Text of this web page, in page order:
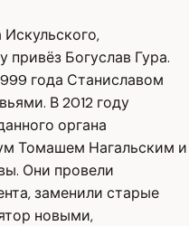
привёз Богуслав Гура.
года Станиславом
В 2012 году
органа
Томашем Нагальским и
Они провели
заменили старые
новыми,